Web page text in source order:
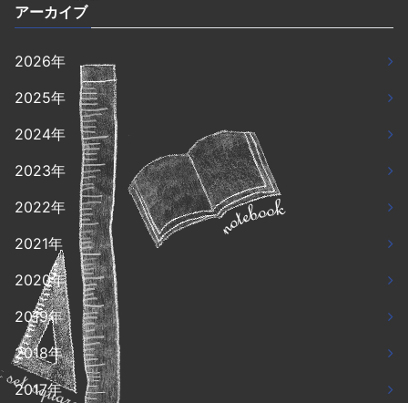
アーカイブ
2026年
2025年
2024年
2023年
2022年
2021年
2020年
2019年
2018年
2017年